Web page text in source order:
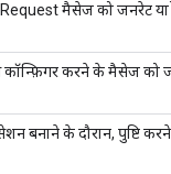
मैसेज को जनरेट या
कॉन्फ़िगर करने के मैसेज को
बनाने के दौरान, पुष्टि करने